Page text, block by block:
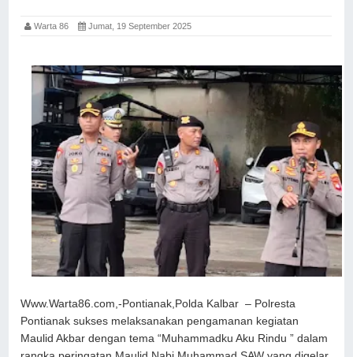
Warta 86 Jumat, 19 September 2025
Www.Warta86.com,-Pontianak,Polda Kalbar – Polresta
Pontianak sukses melaksanakan pengamanan kegiatan
Maulid Akbar dengan tema “Muhammadku Aku Rindu ” dalam